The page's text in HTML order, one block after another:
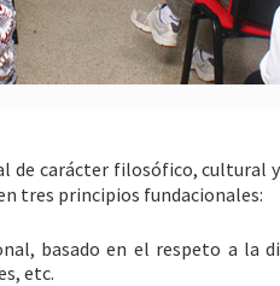
de carácter filosófico, cultural
tres principios fundacionales:
basado en el respeto a la
etc.